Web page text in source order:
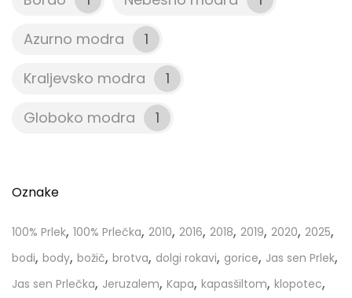
Azurno modra
1
Kraljevsko modra
1
Globoko modra
1
Oznake
100% Prlek, 100% Prlečka, 2010, 2016, 2018, 2019, 2020, 2025,
bodi, body, božič, brotva, dolgi rokavi, gorice, Jas sen Prlek,
Jas sen Prlečka, Jeruzalem, Kapa, kapasšiltom, klopotec,